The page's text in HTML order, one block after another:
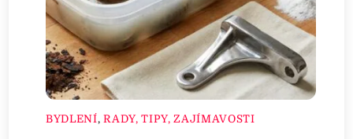
BYDLENÍ,RADY, TIPY, ZAJÍMAVOSTI